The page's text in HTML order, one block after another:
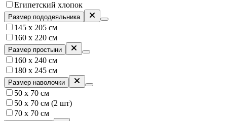
Египетский хлопок
Размер пододеяльника
145 х 205 см
160 х 220 см
Размер простыни
160 х 240 см
180 x 245 см
Размер наволочки
50 х 70 см
50 х 70 см (2 шт)
70 х 70 см